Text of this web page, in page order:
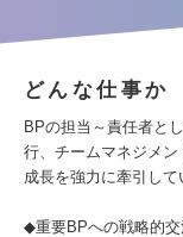
どんな仕事か
BPの担当～責任者と
行、チームマネジメ
成⻑を強力に牽引して
◆重要BPへの戦略的交